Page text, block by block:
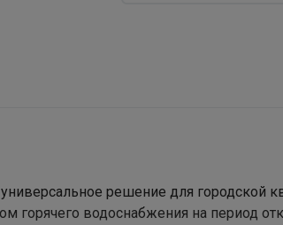
решение для городской
горячего водоснабжения на период